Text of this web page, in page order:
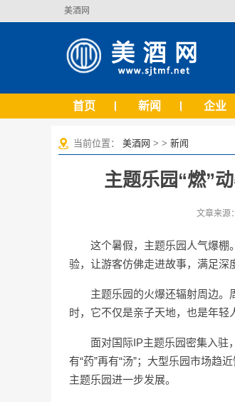
美酒网
首页 新闻 企业
当前位置： 美酒网 > > 新闻
主题乐园“燃”
文章来源
这个暑假，主题乐园人气爆棚
验，让游客仿佛走进故事，满足深
主题乐园的火爆还辐射周边。
时，它不仅是亲子天地，也是年轻
面对国际IP主题乐园密集入驻
有“药”再有“汤”；大型乐园市场趋
主题乐园进一步发展。